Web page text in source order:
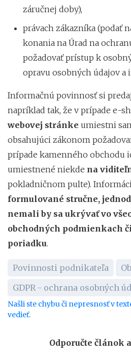
záručnej doby),
právach zákazníka (podať
konania na Úrad na
požadovať prístup k
opravu osobných údajov a
Informačnú povinnosť si
napríklad tak, že v prípade e-
webovej stránke umiestni
obsahujúci zákonom
prípade kamenného obchodu
umiestnené niekde na
pokladničnom pulte).
formulované stručne,
nemali by sa ukrývať vo
obchodných podmienkach
poriadku.
Povinnosti podnikateľa
GDPR - ochrana osobných
Našli ste chybu či nepresnosť v
vedieť.
Odporučte článok